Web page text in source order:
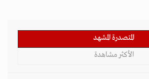
المتصدرة المشهد
الأكثر مشاهدة